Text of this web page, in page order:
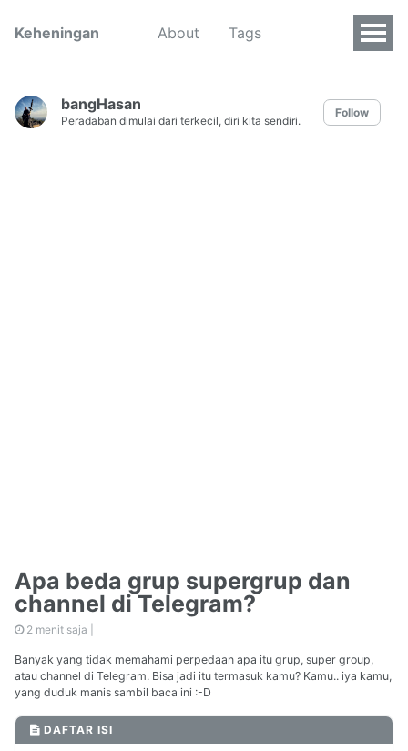
Keheningan About Tags
bangHasan
Peradaban dimulai dari terkecil, diri kita sendiri.
Follow
Apa beda grup supergrup dan
channel di Telegram?
2 menit saja |
Banyak yang tidak memahami perpedaan apa itu grup, super group,
atau channel di Telegram. Bisa jadi itu termasuk kamu? Kamu.. iya kamu,
yang duduk manis sambil baca ini :-D
DAFTAR ISI